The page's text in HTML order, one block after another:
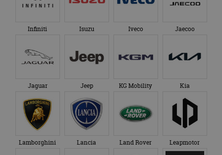
Infiniti Isuzu Iveco Jaecoo
Jaguar Jeep KG Mobility Kia
Lamborghini Lancia Land Rover Leapmotor